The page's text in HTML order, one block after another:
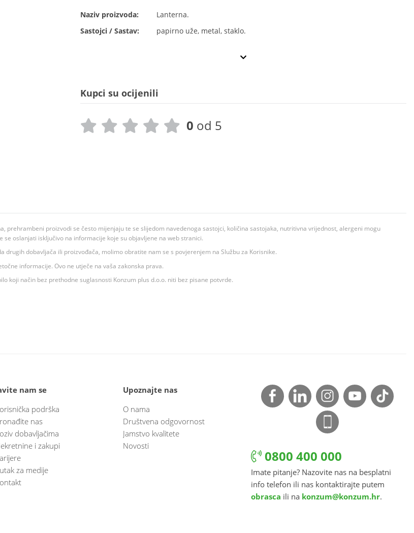
Naziv proizvoda:
Lanterna.
Sastojci / Sastav:
papirno uže, metal, staklo.
Kupci su ocijenili
0 od 5
prehrambeni proizvodi se često mijenjaju te se slijedom navedenoga sastojci, količina sastojaka, nutritivna vrijednost, alergeni mogu
oslanjati isključivo na informacije koje su objavljene na web stranici.
dobavljača ili proizvođača, molimo obratite nam se s povjerenjem na Službu za Korisnike.
informacije. Ovo ne utječe na vaša zakonska prava.
koji način bez prethodne suglasnosti Konzum plus d.o.o. niti bez pisane potvrde.
nam se
podrška
nas
dobavljačima
i zakupi
za medije
Upoznajte nas
O nama
Društvena odgovornost
Jamstvo kvalitete
Novosti
0800 400 000
Imate pitanje? Nazovite nas na besplatni
info telefon ili nas kontaktirajte putem
obrasca ili na konzum@konzum.hr.